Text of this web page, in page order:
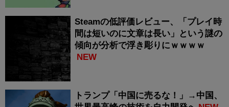
Steamの低評価レビュー、「プレイ時
間は短いのに文章は長い」という謎の
傾向が分析で浮き彫りにｗｗｗｗ
NEW
トランプ「中国に売るな！」→中国、